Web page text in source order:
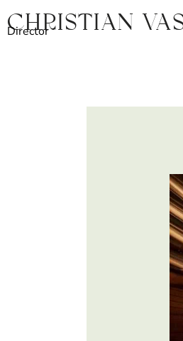
alChristian
Director